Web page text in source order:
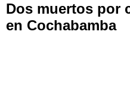
Dos muertos por
en Cochabamba